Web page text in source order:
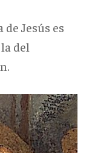
Jesús es
del